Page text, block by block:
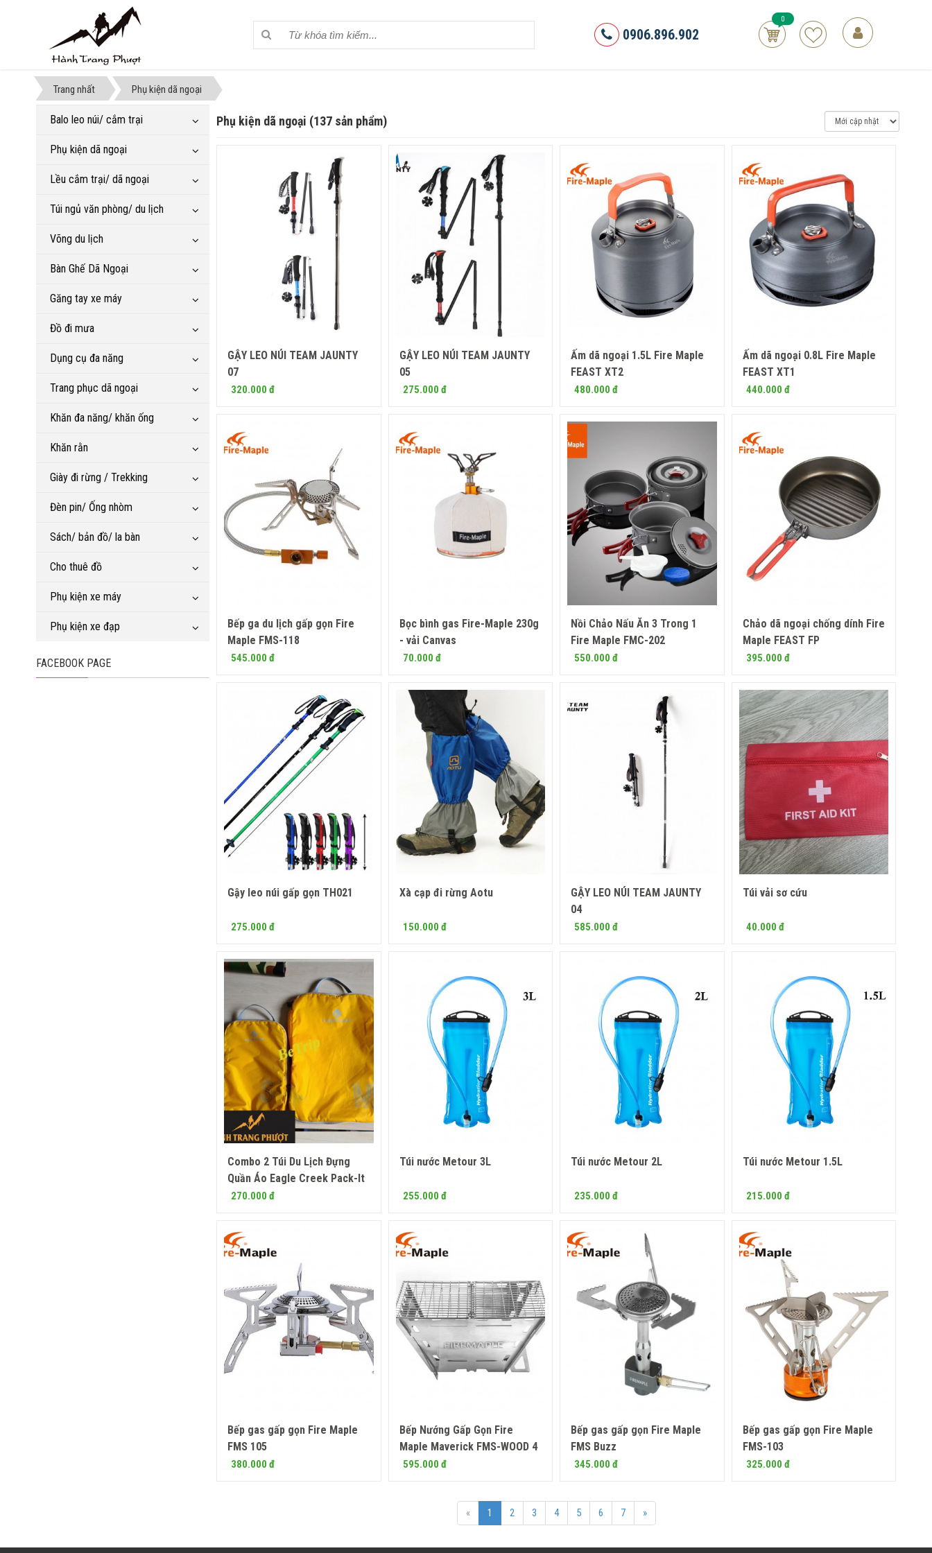
0906.896.902
0
Trang nhất Phụ kiện dã ngoại
Phụ kiện dã ngoại (137 sản phẩm)
Mua ngay
GẬY LEO NÚI TEAM JAUNTY
07
320.000 đ
Mua ngay
GẬY LEO NÚI TEAM JAUNTY
05
275.000 đ
Mua ngay
Ấm dã ngoại 1.5L Fire Maple
FEAST XT2
480.000 đ
Mua ngay
Ấm dã ngoại 0.8L Fire Maple
FEAST XT1
440.000 đ
Mua ngay
Bếp ga du lịch gấp gọn Fire
Maple FMS-118
545.000 đ
Mua ngay
Bọc bình gas Fire-Maple 230g
- vải Canvas
70.000 đ
Mua ngay
Nồi Chảo Nấu Ăn 3 Trong 1
Fire Maple FMC-202
550.000 đ
Mua ngay
Chảo dã ngoại chống dính Fire
Maple FEAST FP
395.000 đ
Mua ngay
Gậy leo núi gấp gọn TH021
275.000 đ
Mua ngay
Xà cạp đi rừng Aotu
150.000 đ
Mua ngay
GẬY LEO NÚI TEAM JAUNTY
04
585.000 đ
Túi vải sơ cứu
40.000 đ
Mua ngay
Combo 2 Túi Du Lịch Đựng
Quần Áo Eagle Creek Pack-It
270.000 đ
Mua ngay
Túi nước Metour 3L
255.000 đ
Mua ngay
Túi nước Metour 2L
235.000 đ
Mua ngay
Túi nước Metour 1.5L
215.000 đ
Mua ngay
Bếp gas gấp gọn Fire Maple
FMS 105
380.000 đ
Mua ngay
Bếp Nướng Gấp Gọn Fire
Maple Maverick FMS-WOOD 4
595.000 đ
Mua ngay
Bếp gas gấp gọn Fire Maple
FMS Buzz
345.000 đ
Mua ngay
Bếp gas gấp gọn Fire Maple
FMS-103
325.000 đ
« 1 2 3 4 5 6 7 »
Balo leo núi/ cắm trại
Phụ kiện dã ngoại
Lều cắm trại/ dã ngoại
Túi ngủ văn phòng/ du lịch
Võng du lịch
Bàn Ghế Dã Ngoại
Găng tay xe máy
Đồ đi mưa
Dụng cụ đa năng
Trang phục dã ngoại
Khăn đa năng/ khăn ống
Khăn rằn
Giày đi rừng / Trekking
Đèn pin/ Ống nhòm
Sách/ bản đồ/ la bàn
Cho thuê đồ
Phụ kiện xe máy
Phụ kiện xe đạp
FACEBOOK PAGE